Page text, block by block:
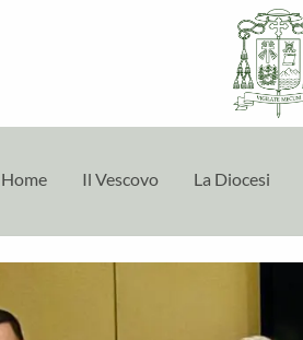
Home Il Vescovo La Diocesi